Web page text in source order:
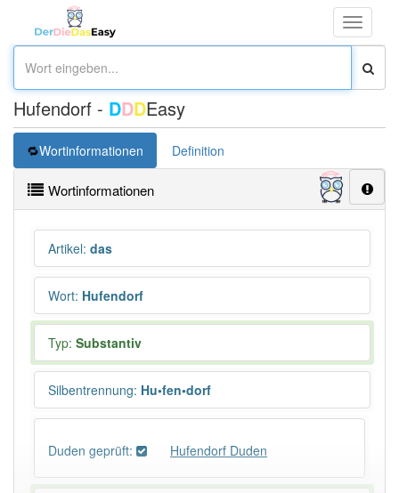
Toggle
Hufendorf - DDDEasy
Wortinformationen Definition
Wortinformationen
Artikel: das
Wort: Hufendorf
Typ: Substantiv
Silbentrennung: Hu•fen•dorf
Duden geprüft: Hufendorf Duden